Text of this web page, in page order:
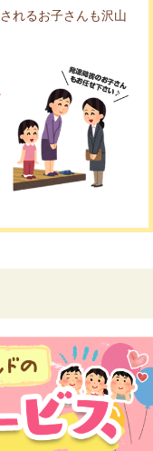
れるお子さんも沢山